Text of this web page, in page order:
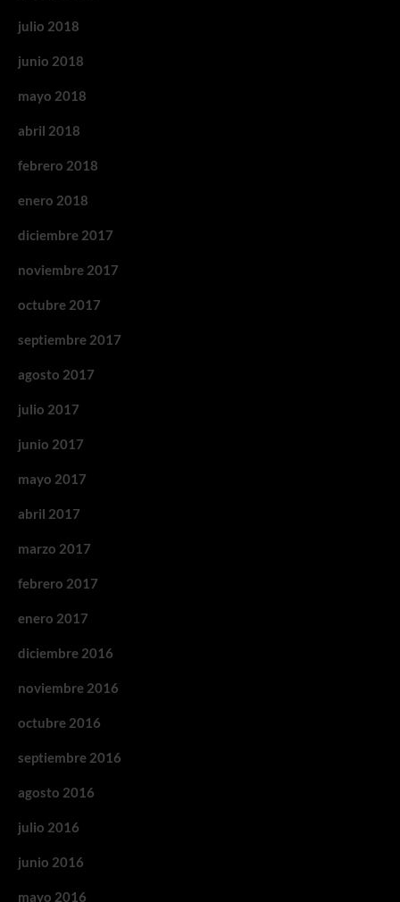
julio 2018
junio 2018
mayo 2018
abril 2018
febrero 2018
enero 2018
diciembre 2017
noviembre 2017
octubre 2017
septiembre 2017
agosto 2017
julio 2017
junio 2017
mayo 2017
abril 2017
marzo 2017
febrero 2017
enero 2017
diciembre 2016
noviembre 2016
octubre 2016
septiembre 2016
agosto 2016
julio 2016
junio 2016
mayo 2016